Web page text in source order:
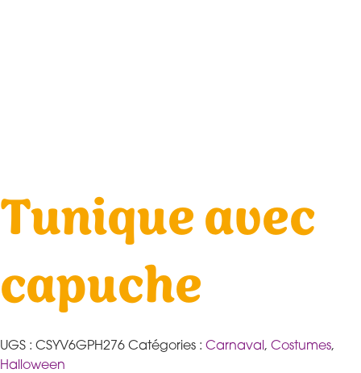
Tunique avec
capuche
UGS : CSYV6GPH276 Catégories : Carnaval, Costumes,
Halloween